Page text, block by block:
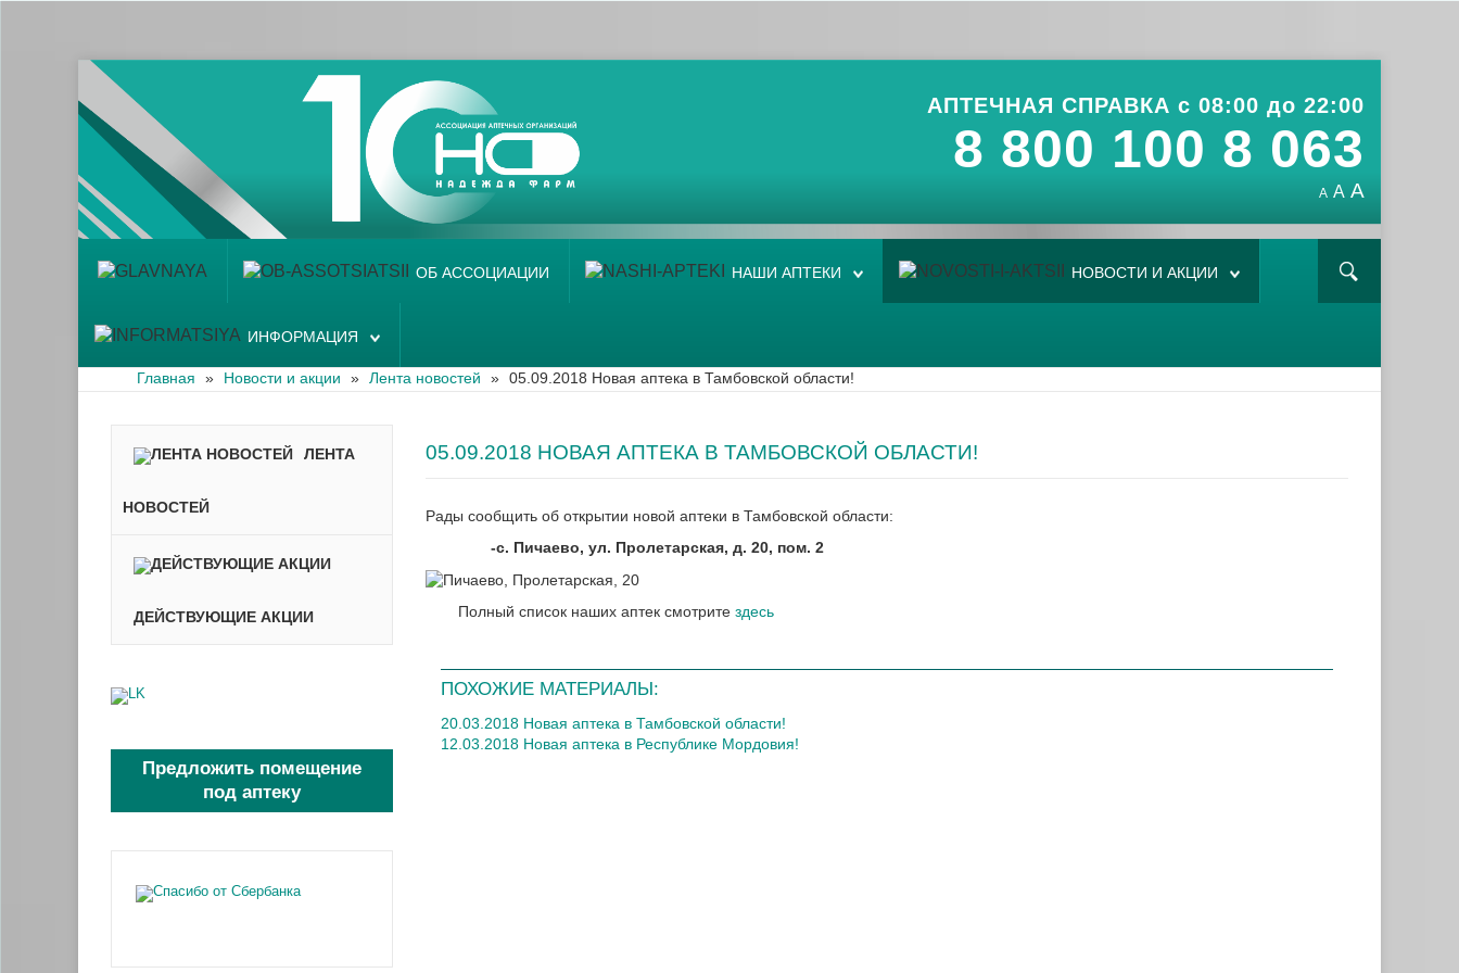
Об ассоциации
Наши аптеки
Новости и акции
Информация
АПТЕЧНАЯ СПРАВКА с 08:00 до 22:00
8 800 100 8 063
A A A
ОБ АССОЦИАЦИИ НАШИ АПТЕКИ НОВОСТИ И АКЦИИ
ИНФОРМАЦИЯ
Главная » Новости и акции » Лента новостей » 05.09.2018 Новая аптека в Тамбовской области!
05.09.2018 НОВАЯ АПТЕКА В ТАМБОВСКОЙ ОБЛАСТИ!
Рады сообщить об открытии новой аптеки в Тамбовской области:
-с. Пичаево, ул. Пролетарская, д. 20, пом. 2
Полный список наших аптек смотрите здесь
ПОХОЖИЕ МАТЕРИАЛЫ:
20.03.2018 Новая аптека в Тамбовской области!
12.03.2018 Новая аптека в Республике Мордовия!
ЛЕНТА
НОВОСТЕЙ
ДЕЙСТВУЮЩИЕ АКЦИИ
Предложить помещение
под аптеку